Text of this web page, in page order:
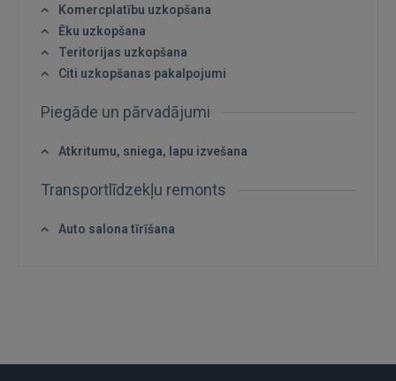
Ienākt
IENĀKT
Aizmirsāt paroli?
Komercplatību uzkopšana
Ēku uzkopšana
Teritorijas uzkopšana
Citi uzkopšanas pakalpojumi
Piegāde un pārvadājumi
Atkritumu, sniega, lapu izvešana
Transportlīdzekļu remonts
Auto salona tīrīšana